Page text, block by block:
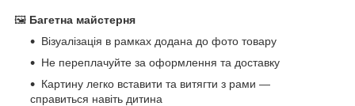
🖼 Багетна майстерня
Візуалізація в рамках додана до фото товару
Не переплачуйте за оформлення та доставку
Картину легко вставити та витягти з рами —
справиться навіть дитина